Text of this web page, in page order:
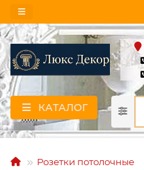
КАТАЛОГ
Розетки потолочные